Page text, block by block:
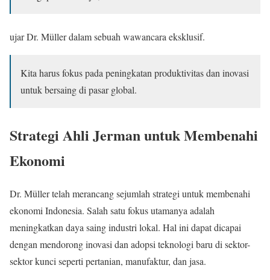
ujar Dr. Müller dalam sebuah wawancara eksklusif.
Kita harus fokus pada peningkatan produktivitas dan inovasi
untuk bersaing di pasar global.
Strategi Ahli Jerman untuk Membenahi
Ekonomi
Dr. Müller telah merancang sejumlah strategi untuk membenahi
ekonomi Indonesia. Salah satu fokus utamanya adalah
meningkatkan daya saing industri lokal. Hal ini dapat dicapai
dengan mendorong inovasi dan adopsi teknologi baru di sektor-
sektor kunci seperti pertanian, manufaktur, dan jasa.